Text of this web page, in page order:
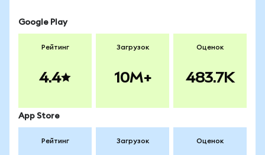
Google Play
Рейтинг
4.4
Загрузок
10M+
Оценок
483.7K
App Store
Рейтинг Загрузок Оценок